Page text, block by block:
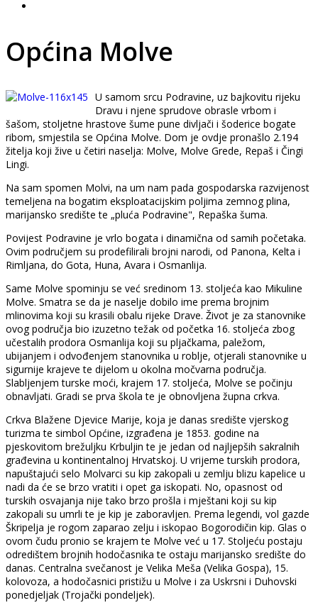
Općina Molve
U samom srcu Podravine, uz bajkovitu rijeku
Dravu i njene sprudove obrasle vrbom i
šašom, stoljetne hrastove šume pune divljači i šoderice bogate
ribom, smjestila se Općina Molve. Dom je ovdje pronašlo 2.194
žitelja koji žive u četiri naselja: Molve, Molve Grede, Repaš i Čingi
Lingi.
Na sam spomen Molvi, na um nam pada gospodarska razvijenost
temeljena na bogatim eksploatacijskim poljima zemnog plina,
marijansko središte te „pluća Podravine", Repaška šuma.
Povijest Podravine je vrlo bogata i dinamična od samih početaka.
Ovim područjem su prodefilirali brojni narodi, od Panona, Kelta i
Rimljana, do Gota, Huna, Avara i Osmanlija.
Same Molve spominju se već sredinom 13. stoljeća kao Mikuline
Molve. Smatra se da je naselje dobilo ime prema brojnim
mlinovima koji su krasili obalu rijeke Drave. Život je za stanovnike
ovog područja bio izuzetno težak od početka 16. stoljeća zbog
učestalih prodora Osmanlija koji su pljačkama, paležom,
ubijanjem i odvođenjem stanovnika u roblje, otjerali stanovnike u
sigurnije krajeve te dijelom u okolna močvarna područja.
Slabljenjem turske moći, krajem 17. stoljeća, Molve se počinju
obnavljati. Gradi se prva škola te je obnovljena župna crkva.
Crkva Blažene Djevice Marije, koja je danas središte vjerskog
turizma te simbol Općine, izgrađena je 1853. godine na
pjeskovitom brežuljku Krbuljin te je jedan od najljepših sakralnih
građevina u kontinentalnoj Hrvatskoj. U vrijeme turskih prodora,
napuštajući selo Molvarci su kip zakopali u zemlju blizu kapelice u
nadi da će se brzo vratiti i opet ga iskopati. No, opasnost od
turskih osvajanja nije tako brzo prošla i mještani koji su kip
zakopali su umrli te je kip je zaboravljen. Prema legendi, vol gazde
Škripelja je rogom zaparao zelju i iskopao Bogorodičin kip. Glas o
ovom čudu pronio se krajem te Molve već u 17. Stoljeću postaju
odredištem brojnih hodočasnika te ostaju marijansko središte do
danas. Centralna svečanost je Velika Meša (Velika Gospa), 15.
kolovoza, a hodočasnici pristižu u Molve i za Uskrsni i Duhovski
ponedjeljak (Trojački pondeljek).